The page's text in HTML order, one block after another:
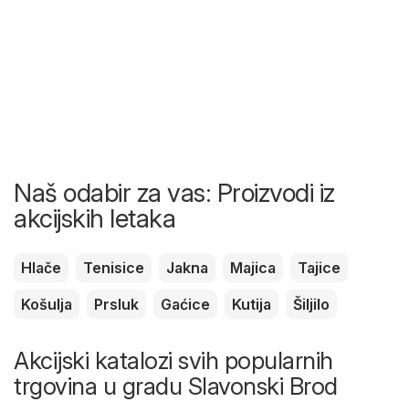
Naš odabir za vas: Proizvodi iz
akcijskih letaka
Hlače Tenisice Jakna Majica
Tajice
Košulja
Prsluk Gaćice Kutija Šiljilo
Akcijski katalozi svih popularnih
trgovina u gradu Slavonski Brod